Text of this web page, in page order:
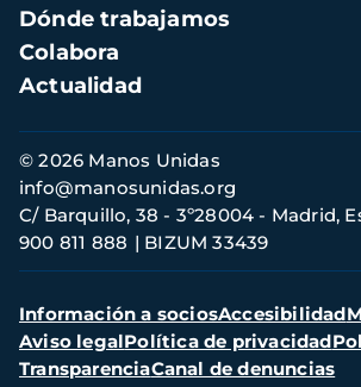
Dónde trabajamos
Colabora
Actualidad
Información
de
contacto
© 2026 Manos Unidas
C/ Barquillo, 38 - 3º28004 - Madrid,
900 811 888
BIZUM 33439
info@manosunidas.org
Menú
secundario
Información a sociosAccesibilidad
Aviso legalPolítica de privacidad
TransparenciaCanal de denuncias